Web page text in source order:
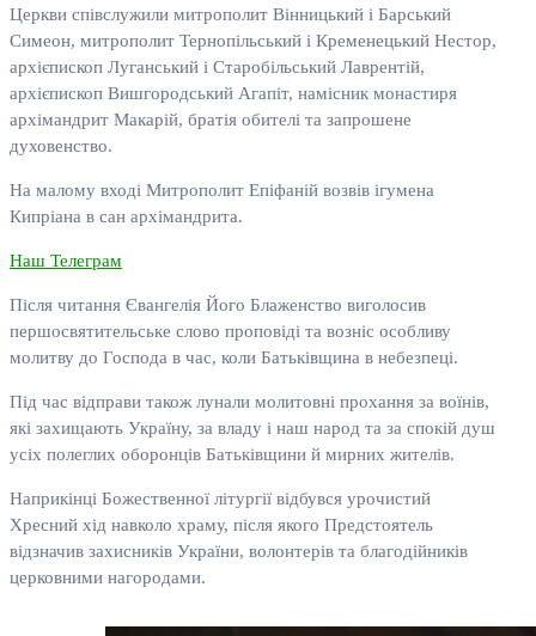
Церкви співслужили митрополит Вінницький і Барський
Симеон, митрополит Тернопільський і Кременецький Нестор,
архієпископ Луганський і Старобільський Лаврентій,
архієпископ Вишгородський Агапіт, намісник монастиря
архімандрит Макарій, братія обителі та запрошене
духовенство.
На малому вході Митрополит Епіфаній возвів ігумена
Кипріана в сан архімандрита.
Наш Телеграм
Після читання Євангелія Його Блаженство виголосив
першосвятительське слово проповіді та возніс особливу
молитву до Господа в час, коли Батьківщина в небезпеці.
Під час відправи також лунали молитовні прохання за воїнів,
які захищають Україну, за владу і наш народ та за спокій душ
усіх полеглих оборонців Батьківщини й мирних жителів.
Наприкінці Божественної літургії відбувся урочистий
Хресний хід навколо храму, після якого Предстоятель
відзначив захисників України, волонтерів та благодійників
церковними нагородами.